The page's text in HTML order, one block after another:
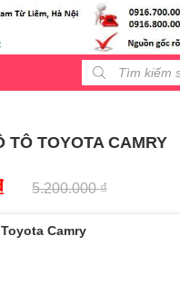
Products
TÔ TOYOTA CAMRY
5.200.000₫
Camry